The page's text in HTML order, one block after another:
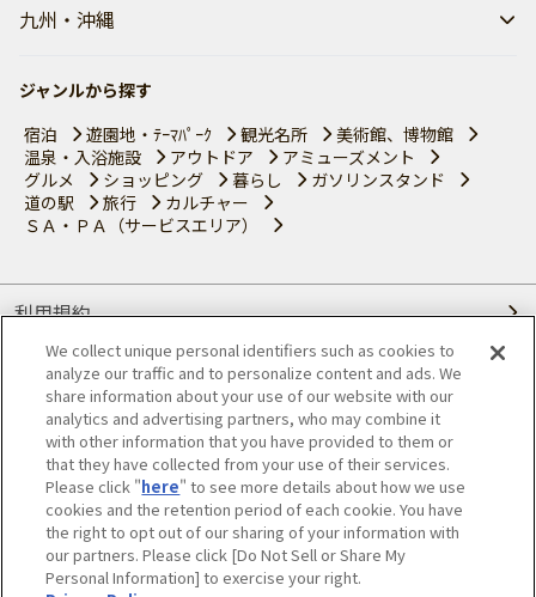
九州・沖縄
ジャンルから探す
宿泊
遊園地・ﾃｰﾏﾊﾟｰｸ 観光名所
美術館、博物館
温泉・入浴施設
アウトドア
アミューズメント
グルメ
ショッピング 暮らし
ガソリンスタンド
道の駅
旅行
カルチャー
ＳＡ・ＰＡ（サービスエリア）
利用規約
個人情報の取り扱いについて
会員優待サービスの提携をご検討の方へ
JAFホームページ
© JAPAN AUTOMOBILE FEDERATION. All rights reserved.
We collect unique personal identifiers such as cookies to
analyze our traffic and to personalize content and ads. We
share information about your use of our website with our
analytics and advertising partners, who may combine it
with other information that you have provided to them or
that they have collected from your use of their services.
Please click "here" to see more details about how we use
cookies and the retention period of each cookie. You have
the right to opt out of our sharing of your information with
our partners. Please click [Do Not Sell or Share My
Personal Information] to exercise your right.